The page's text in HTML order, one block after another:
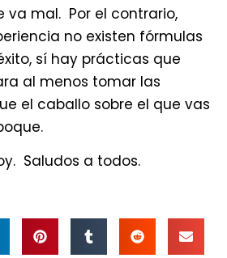
va mal. Por el contrario,
no existen fórmulas
sí hay prácticas que
al menos tomar las
el caballo sobre el que vas
Saludos a todos.